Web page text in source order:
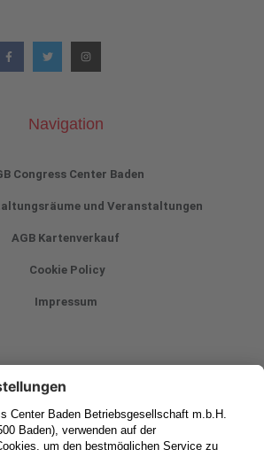
Navigation
Congress Center Baden
und Veranstaltungen
AGB Kartenverkauf
Cookie Policy
Impressum